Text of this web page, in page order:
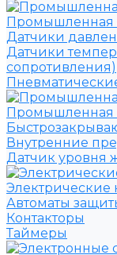
Промышленная
Датчики
Датчики
сопротивления)
Промышленная
Внутренние
Датчик уровня
Электрические
Автоматы
Контакторы
Таймеры